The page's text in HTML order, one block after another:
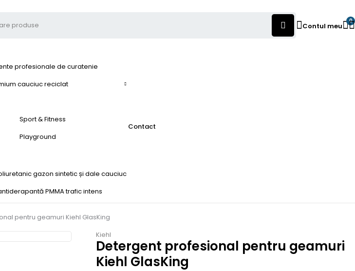
Contul meu
0
profesionale de curatenie
cauciuc reciclat
Sport & Fitness
Playground
gazon sintetic și dale cauciuc
PMMA trafic intens
Contact
pentru geamuri Kiehl GlasKing
Kiehl
Detergent profesional pentru geamuri
Kiehl GlasKing